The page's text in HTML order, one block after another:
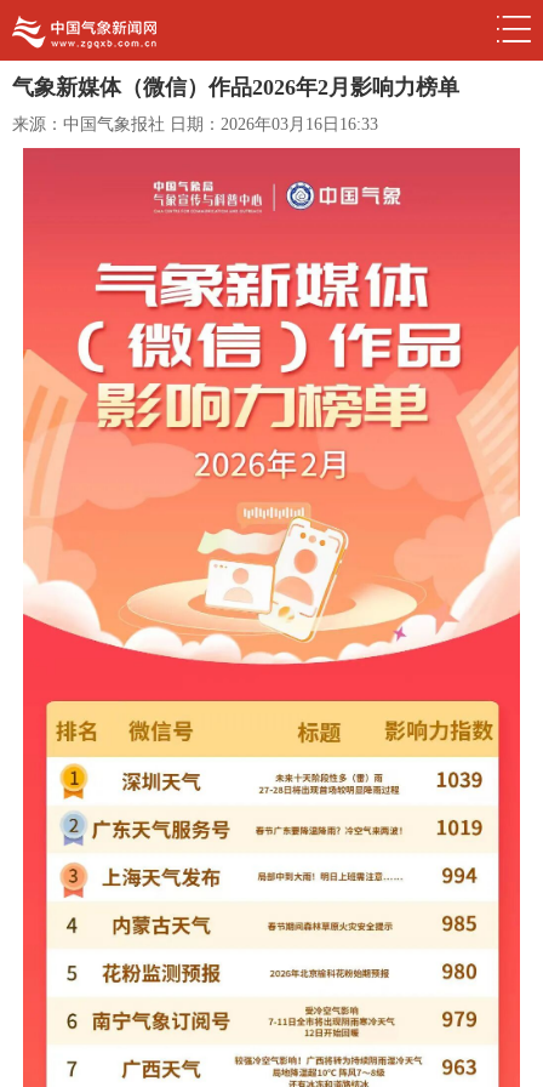
气象新媒体（微信）作品2026年2月影响力榜单
来源：中国气象报社 日期：2026年03月16日16:33